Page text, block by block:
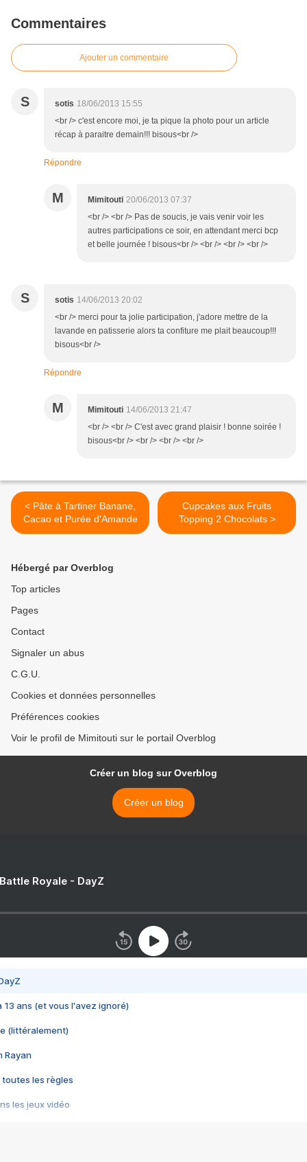
Commentaires
Ajouter un commentaire
S sotis 18/06/2013 15:55
<br /> c'est encore moi, je ta pique la photo pour un article
récap à paraitre demain!!! bisous<br />
Répondre
M Mimitouti 20/06/2013 07:37
<br /> <br /> Pas de soucis, je vais venir voir les
autres participations ce soir, en attendant merci bcp
et belle journée ! bisous<br /> <br /> <br /> <br />
S sotis 14/06/2013 20:02
<br /> merci pour ta jolie participation, j'adore mettre de la
lavande en patisserie alors ta confiture me plait beaucoup!!!
bisous<br />
Répondre
M Mimitouti 14/06/2013 21:47
<br /> <br /> C'est avec grand plaisir ! bonne soirée !
bisous<br /> <br /> <br /> <br />
< Pâte à Tartiner Banane,
Cacao et Purée d'Amande
Cupcakes aux Fruits
Topping 2 Chocolats >
Hébergé par Overblog
Top articles
Pages
Contact
Signaler un abus
C.G.U.
Cookies et données personnelles
Préférences cookies
Voir le profil de Mimitouti sur le portail Overblog
Créer un blog sur Overblog
Créer un blog
Royale - DayZ
13 ans (et vous l'avez ignoré)
(littéralement)
Rayan
toutes les règles
les jeux vidéo